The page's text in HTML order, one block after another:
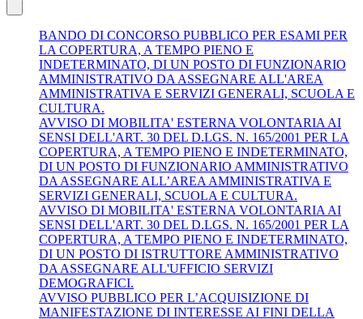
BANDO DI CONCORSO PUBBLICO PER ESAMI PER
LA COPERTURA, A TEMPO PIENO E
INDETERMINATO, DI UN POSTO DI FUNZIONARIO
AMMINISTRATIVO DA ASSEGNARE ALL'AREA
AMMINISTRATIVA E SERVIZI GENERALI, SCUOLA E
CULTURA.
AVVISO DI MOBILITA' ESTERNA VOLONTARIA AI
SENSI DELL'ART. 30 DEL D.LGS. N. 165/2001 PER LA
COPERTURA, A TEMPO PIENO E INDETERMINATO,
DI UN POSTO DI FUNZIONARIO AMMINISTRATIVO
DA ASSEGNARE ALL’AREA AMMINISTRATIVA E
SERVIZI GENERALI, SCUOLA E CULTURA.
AVVISO DI MOBILITA' ESTERNA VOLONTARIA AI
SENSI DELL'ART. 30 DEL D.LGS. N. 165/2001 PER LA
COPERTURA, A TEMPO PIENO E INDETERMINATO,
DI UN POSTO DI ISTRUTTORE AMMINISTRATIVO
DA ASSEGNARE ALL'UFFICIO SERVIZI
DEMOGRAFICI.
AVVISO PUBBLICO PER L’ACQUISIZIONE DI
MANIFESTAZIONE DI INTERESSE AI FINI DELLA